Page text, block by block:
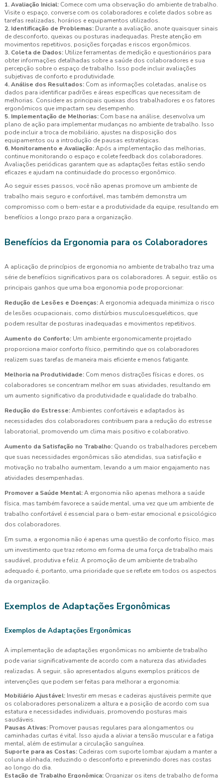
1. Avaliação Inicial: Comece com uma observação do ambiente de trabalho.
Visite o espaço, converse com os colaboradores e colete dados sobre as
tarefas realizadas, horários e equipamentos utilizados.
2. Identificação de Problemas: Durante a avaliação, anote quaisquer sinais
de desconforto, queixas ou posturas inadequadas. Preste atenção em
movimentos repetitivos, posições forçadas e riscos ergonômicos.
3. Coleta de Dados: Utilize ferramentas de medição e questionários para
obter informações detalhadas sobre a saúde dos colaboradores e sua
percepção sobre o espaço de trabalho. Isso pode incluir avaliações
subjetivas de conforto e produtividade.
4. Análise dos Resultados: Com as informações coletadas, analise os
dados para identificar padrões e áreas específicas que necessitam de
melhorias. Considere as principais queixas dos trabalhadores e os fatores
ergonômicos que impactam seu desempenho.
5. Implementação de Melhorias: Com base na análise, desenvolva um
plano de ação para implementar mudanças no ambiente de trabalho. Isso
pode incluir a troca de mobiliário, ajustes na disposição dos
equipamentos ou a introdução de pausas estratégicas.
6. Monitoramento e Avaliação:Após a implementação das melhorias,
continue monitorando o espaço e colete feedback dos colaboradores.
Avaliações periódicas garantem que as adaptações feitas estão sendo
eficazes e ajudam na continuidade do processo ergonômico.
Ao seguir esses passos, você não apenas promove um ambiente de
trabalho mais seguro e confortável, mas também demonstra um
compromisso com o bem-estar e a produtividade da equipe, resultando em
benefícios a longo prazo para a organização.
Benefícios da Ergonomia para os Colaboradores
A aplicação de princípios de ergonomia no ambiente de trabalho traz uma
série de benefícios significativos para os colaboradores. A seguir, estão os
principais ganhos que uma boa ergonomia pode proporcionar:
Redução de Lesões e Doenças:A ergonomia adequada minimiza o risco
de lesões ocupacionais, como distúrbios musculoesqueléticos, que
podem resultar de posturas inadequadas e movimentos repetitivos.
Aumento do Conforto: Um ambiente ergonomicamente projetado
proporciona maior conforto físico, permitindo que os colaboradores
realizem suas tarefas de maneira mais eficiente e menos fatigante.
Melhoria na Produtividade: Com menos distrações físicas e dores, os
colaboradores se concentram melhor em suas atividades, resultando em
um aumento significativo da produtividade e qualidade do trabalho.
Redução do Estresse:Ambientes confortáveis e adaptados às
necessidades dos colaboradores contribuem para a redução do estresse
laboratorial, promovendo um clima mais positivo e colaborativo.
Aumento da Satisfação no Trabalho: Quando os trabalhadores percebem
que suas necessidades ergonômicas são atendidas, sua satisfação e
motivação no trabalho aumentam, levando a um maior engajamento nas
atividades desempenhadas.
Promover a Saúde Mental:A ergonomia não apenas melhora a saúde
física, mas também favorece a saúde mental, uma vez que um ambiente de
trabalho confortável é essencial para o bem-estar emocional e psicológico
dos colaboradores.
Em suma, a ergonomia não é apenas uma questão de conforto físico, mas
um investimento que traz retorno em forma de uma força de trabalho mais
saudável, produtiva e feliz. A promoção de um ambiente de trabalho
adequado é, portanto, uma prioridade que se reflete em todos os aspectos
da organização.
Exemplos de Adaptações Ergonômicas
Exemplos de Adaptações Ergonômicas
A implementação de adaptações ergonômicas no ambiente de trabalho
pode variar significativamente de acordo com a natureza das atividades
realizadas. A seguir, são apresentados alguns exemplos práticos de
intervenções que podem ser feitas para melhorar a ergonomia:
Mobiliário Ajustável: Investir em mesas e cadeiras ajustáveis permite que
os colaboradores personalizem a altura e a posição de acordo com sua
estatura e necessidades individuais, promovendo posturas mais
saudáveis.
Pausas Ativas: Promover pausas regulares para alongamentos ou
caminhadas curtas é vital. Isso ajuda a aliviar a tensão muscular e a fatiga
mental, além de estimular a circulação sanguínea.
Suporte para as Costas: Cadeiras com suporte lombar ajudam a manter a
coluna alinhada, reduzindo o desconforto e prevenindo dores nas costas
ao longo do dia.
Estação de Trabalho Ergonômica: Organizar os itens de trabalho de forma